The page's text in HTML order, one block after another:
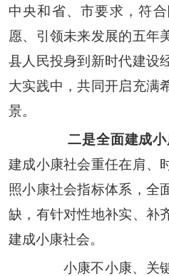
中央和省、市要求，符
愿、引领未来发展的五年
县人民投身到新时代建设
大实践中，共同开启充满
景。
二是全面建成小
建成小康社会重任在肩、
照小康社会指标体系，全
缺，有针对性地补实、补
建成小康社会。
小康不小康、关键